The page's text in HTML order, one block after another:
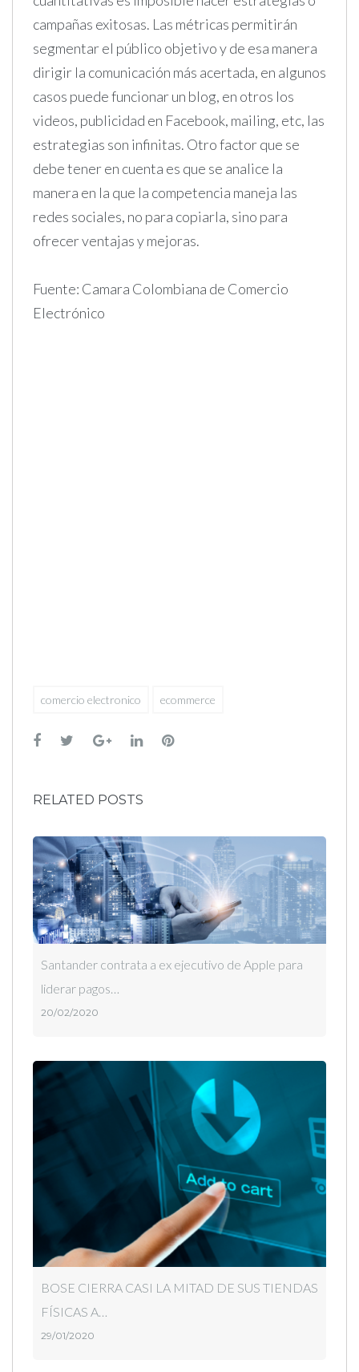
campañas exitosas. Las métricas permitirán
segmentar el público objetivo y de esa manera
dirigir la comunicación más acertada, en algunos
casos puede funcionar un blog, en otros los
videos, publicidad en Facebook, mailing, etc, las
estrategias son infinitas. Otro factor que se
debe tener en cuenta es que se analice la
manera en la que la competencia maneja las
redes sociales, no para copiarla, sino para
ofrecer ventajas y mejoras.
Fuente: Camara Colombiana de Comercio
Electrónico
comercio electronico ecommerce
Facebook
TwitterGoogle+
LinkedInPinterest
RELATED POSTS
Santander contrata a ex ejecutivo de Apple para
liderar pagos…
20/02/2020
BOSE CIERRA CASI LA MITAD DE SUS TIENDAS
FÍSICAS A…
29/01/2020